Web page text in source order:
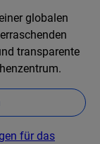
globalen
transparente
für das